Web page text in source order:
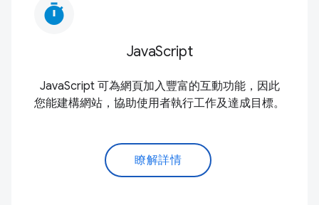
timer
JavaScript
JavaScript 可為網頁加入豐富的互動功能，因此
您能建構網站，協助使用者執行工作及達成目標。
瞭解詳情